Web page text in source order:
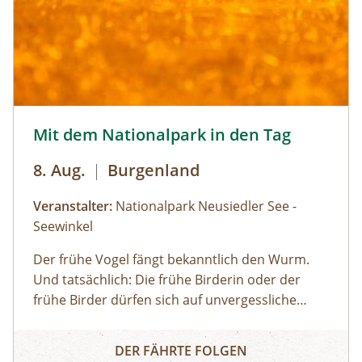
Mit dem Nationalpark in den Tag
8. Aug. | Burgenland
Veranstalter: Nationalpark Neusiedler See -
Seewinkel
Der frühe Vogel fängt bekanntlich den Wurm.
Und tatsächlich: Die frühe Birderin oder der
frühe Birder dürfen sich auf unvergessliche
am Tag am aktivsten sind und sich später, wenn
Mit dem Nationalpark in den Tag
DER FÄHRTE FOLGEN